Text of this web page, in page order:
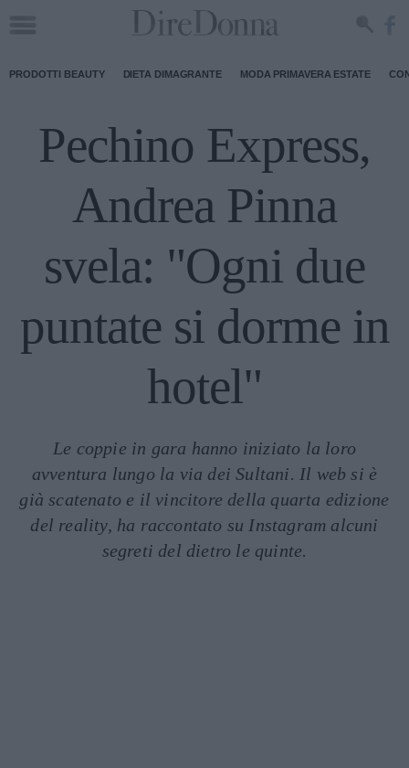
PRODOTTI BEAUTY DIETA DIMAGRANTE MODA PRIMAVERA ESTATE
Pechino Express,
Andrea Pinna
svela: "Ogni due
puntate si dorme in
hotel"
Le coppie in gara hanno iniziato la loro
avventura lungo la via dei Sultani. Il web si è
già scatenato e il vincitore della quarta edizione
del reality, ha raccontato su Instagram alcuni
segreti del dietro le quinte.